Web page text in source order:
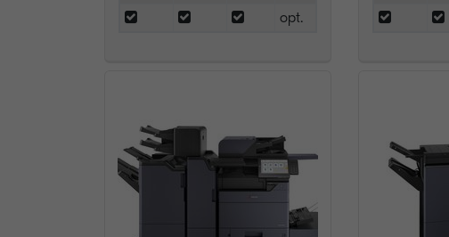
opt.